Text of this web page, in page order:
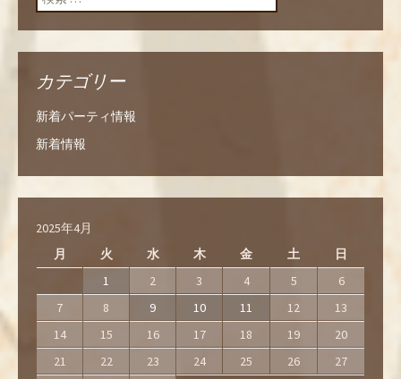
カテゴリー
新着パーティ情報
新着情報
2025年4月
月
火 水 木 金 土 日
1 2 3 4 5
6
7
8 9 10 11 12
13
14
15 16 17 18 19
20
21
22 23 24 25 26
27